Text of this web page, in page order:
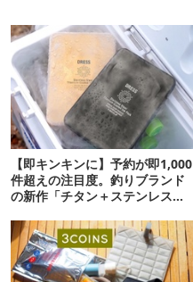
【即キンキンに】予約が即1,000
件超えの注目度。釣りブランド
の新作「チタン＋ステンレスの